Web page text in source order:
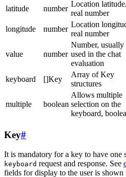
latitude
number
Location latitude,
real number
longitude
number
Location
real number
value number
Number, usually
used in the chat
evaluation
keyboard []Key
Array of Key
structures
multiple boolean
Allows multiple
selection on the
keyboard,
Key#
It is mandatory for a key to have one
keyboard request and response. See
fields for display to the user is